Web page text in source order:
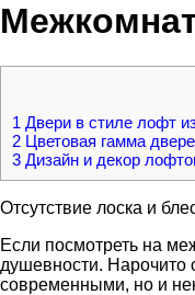
1 Двери в стиле лофт
2 Цветовая гамма
3 Дизайн и декор
Отсутствие лоска и
Если посмотреть на
душевности. Нарочито
современными, но и